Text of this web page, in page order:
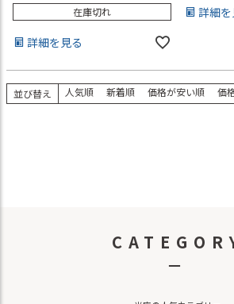
在庫切れ
詳細を見る
詳細を
並び替え 人気順 新着順 価格が安い順 価
－